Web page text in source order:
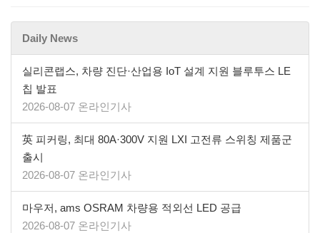
Daily News
실리콘랩스, 차량 진단·산업용 IoT 설계 지원 블루투스 LE
칩 발표
2026-08-07 온라인기사
英 피커링, 최대 80A·300V 지원 LXI 고전류 스위칭 제품군
출시
2026-08-07 온라인기사
마우저, ams OSRAM 차량용 적외선 LED 공급
2026-08-07 온라인기사